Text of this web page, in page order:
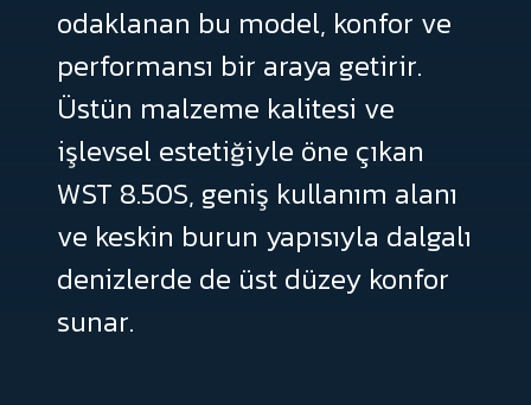
odaklanan bu model, konfor ve
performansı bir araya getirir.
Üstün malzeme kalitesi ve
işlevsel estetiğiyle öne çıkan
WST 8.50S, geniş kullanım alanı
ve keskin burun yapısıyla dalgalı
denizlerde de üst düzey konfor
sunar.